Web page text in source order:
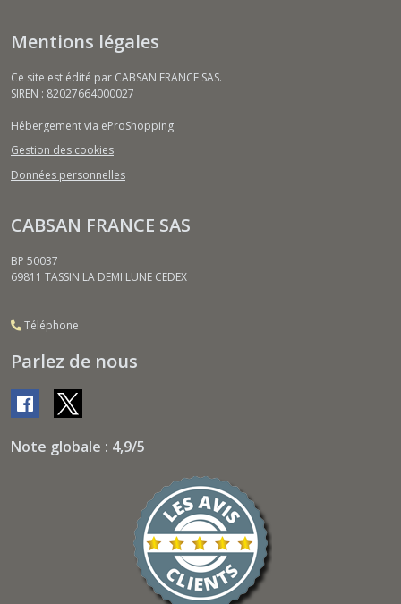
Mentions légales
Ce site est édité par CABSAN FRANCE SAS.
SIREN : 82027664000027
Hébergement via eProShopping
Gestion des cookies
Données personnelles
CABSAN FRANCE SAS
BP 50037
69811 TASSIN LA DEMI LUNE CEDEX
Téléphone
Parlez de nous
Note globale : 4,9/5